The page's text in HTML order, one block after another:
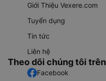
Giới Thiệu Vexere.com
Tuyển dụng
Tin tức
Liên hệ
Theo dõi chúng tôi trên
Facebook